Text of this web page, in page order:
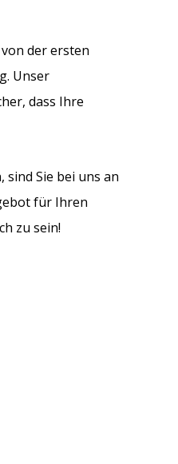
der ersten
Unser
dass Ihre
Sie bei uns an
für Ihren
zu sein!